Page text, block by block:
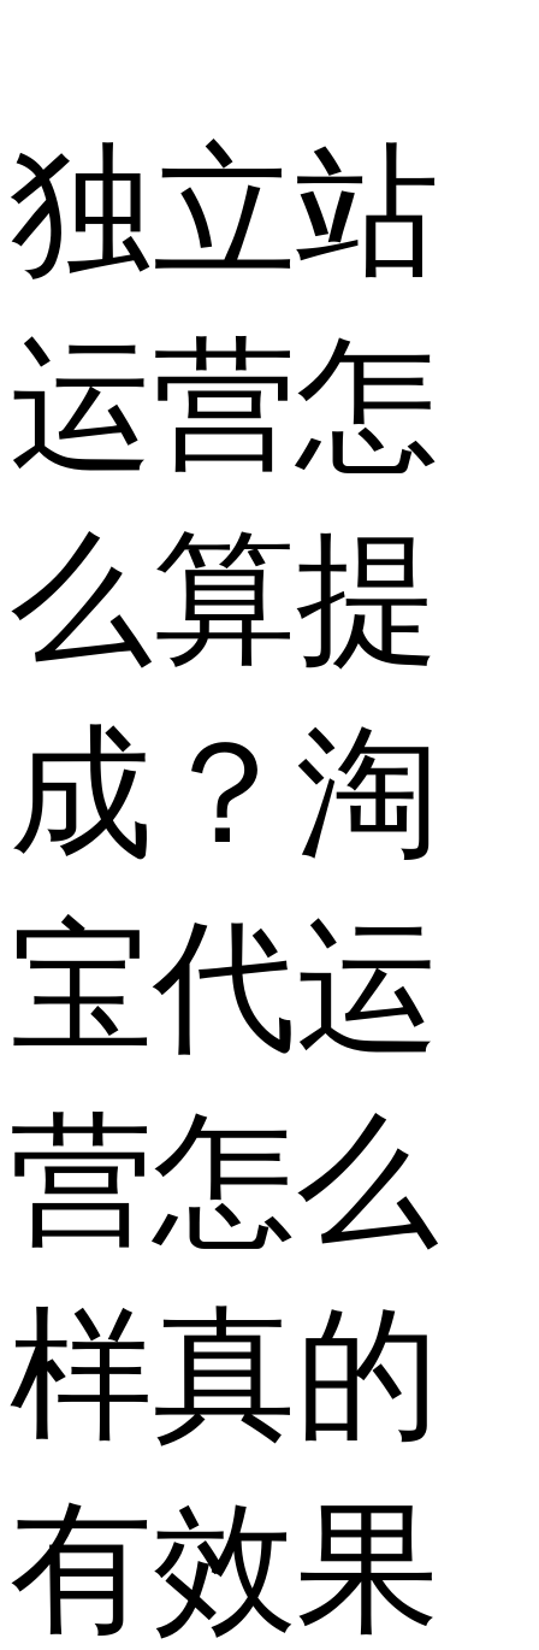
独立站
运营怎
么算提
成？淘
宝代运
营怎么
样真的
有效果